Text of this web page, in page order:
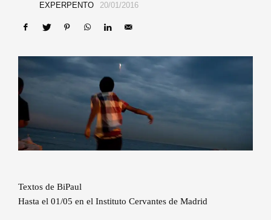
EXPERPENTO 20/01/2016
Textos de BiPaul
Hasta el 01/05 en el Instituto Cervantes de Madrid